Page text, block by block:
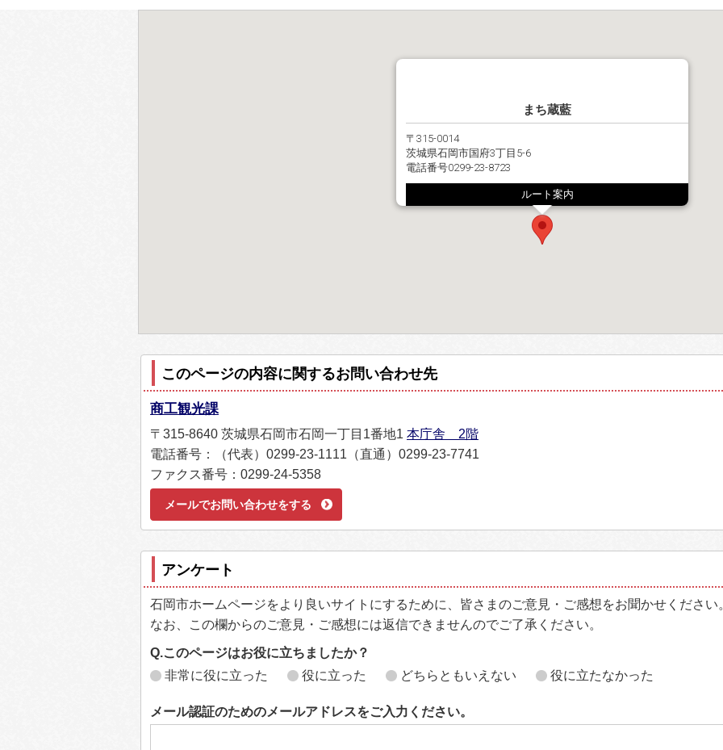
まち蔵藍
〒315-0014
茨城県石岡市国府3丁目5-6
電話番号0299-23-8723
ルート案内
このページの内容に関するお問い合わせ先
商工観光課
〒315-8640 茨城県石岡市石岡一丁目1番地1 本庁舎 2階
電話番号：（代表）0299-23-1111（直通）0299-23-7741
ファクス番号：0299-24-5358
メールでお問い合わせをする
アンケート
石岡市ホームページをより良いサイトにするために、皆さまのご意見・ご感想をお聞かせください
なお、この欄からのご意見・ご感想には返信できませんのでご了承ください。
Q.このページはお役に立ちましたか？
非常に役に立った
役に立った どちらともいえない 役に立たなかった
メール認証のためのメールアドレスをご入力ください。